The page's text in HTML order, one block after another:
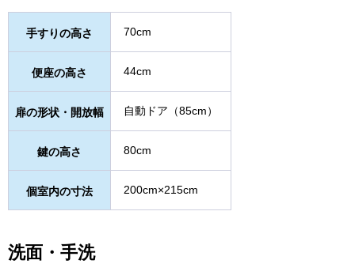
手すりの高さ 70cm
便座の高さ 44cm
扉の形状・開放幅 自動ドア（85cm）
鍵の高さ 80cm
個室内の寸法 200cm×215cm
洗面・手洗